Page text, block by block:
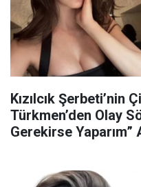
Kızılcık Şerbeti’nin
Türkmen’den Olay
Gerekirse Yaparım”